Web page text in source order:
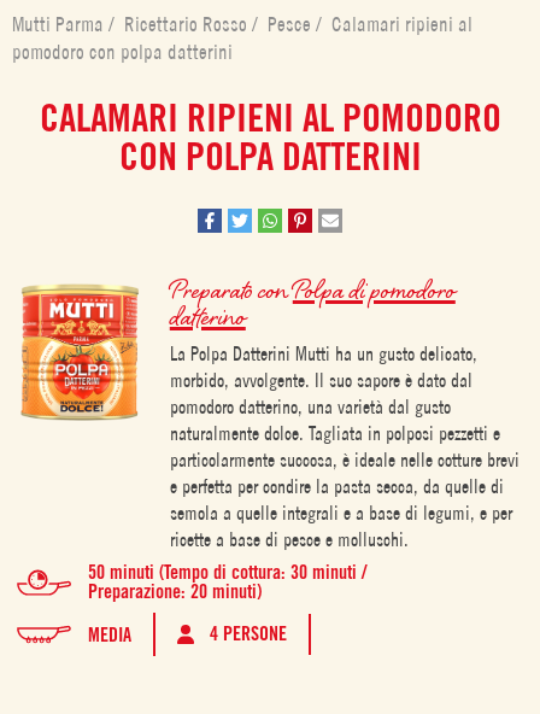
Mutti Parma / Ricettario Rosso / Pesce / Calamari ripieni al
pomodoro con polpa datterini
CALAMARI RIPIENI AL POMODORO
CON POLPA DATTERINI
Preparato conPolpa di pomodoro
datterino
La Polpa Datterini Mutti ha un gusto delicato,
morbido, avvolgente. Il suo sapore è dato dal
pomodoro datterino, una varietà dal gusto
naturalmente dolce. Tagliata in polposi pezzetti e
particolarmente succosa, è ideale nelle cotture brevi
e perfetta per condire la pasta secca, da quelle di
semola a quelle integrali e a base di legumi, e per
ricette a base di pesce e molluschi.
50 minuti (Tempo di cottura: 30 minuti /
Preparazione: 20 minuti)
MEDIA
4 PERSONE